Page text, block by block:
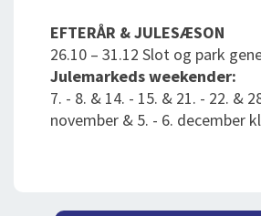
EFTERÅR & JULESÆSON
26.10 – 31.12 Slot og park
Julemarkeds weekender:
7. - 8. & 14. - 15. & 21. - 22. &
november & 5. - 6. december